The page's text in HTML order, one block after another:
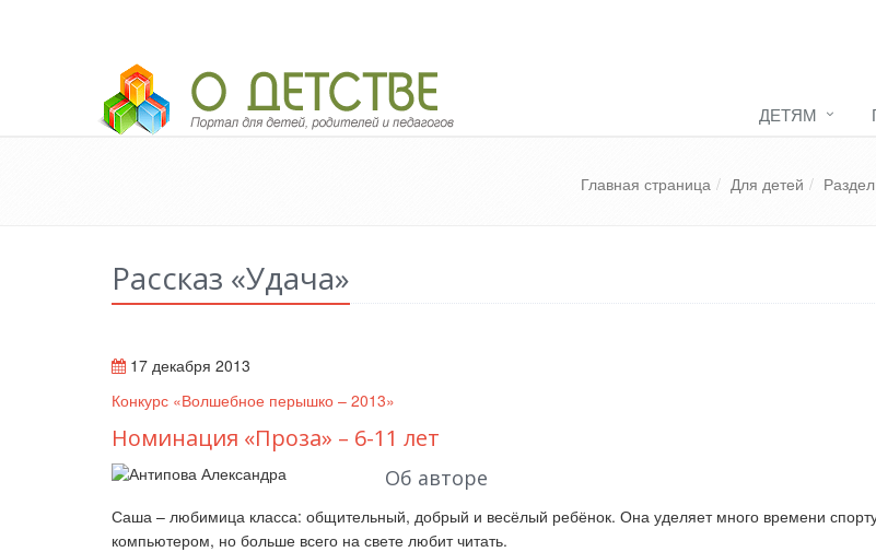
Педагогический портал «О детстве»
ДЕТЯМ
Главная страница Для детей
Рассказ «Удача»
17 декабря 2013
Конкурс «Волшебное перышко – 2013»
Номинация «Проза» – 6-11 лет
Об авторе
Саша – любимица класса: общительный, добрый и весёлый ребёнок. Она уделяет много времени
компьютером, но больше всего на свете любит читать.